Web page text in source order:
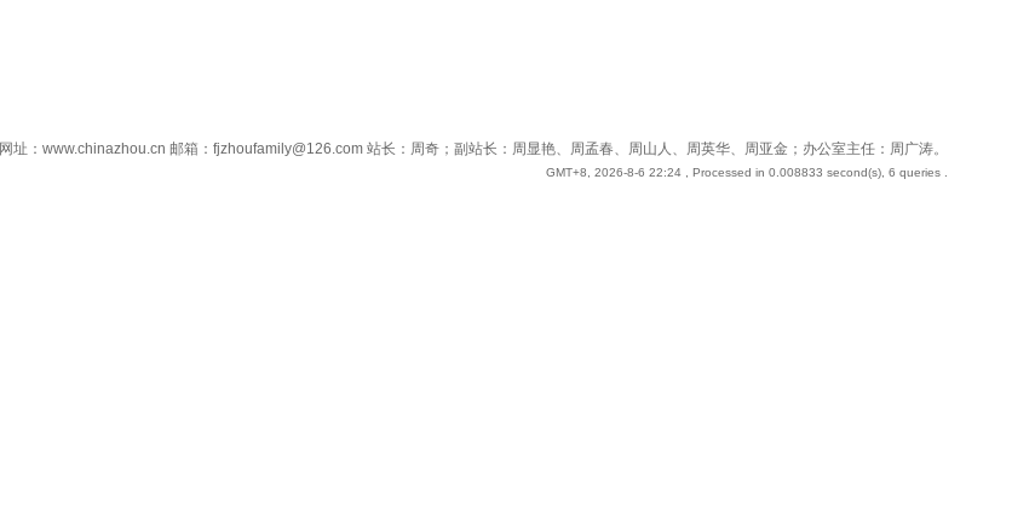
网址：www.chinazhou.cn 邮箱：fjzhoufamily@126.com 站长：周奇；副站长：周显艳、周孟春、周山人、周英华、周亚金；办公室主任：周广涛。
GMT+8, 2026-8-6 22:24 , Processed in 0.008833 second(s), 6 queries .